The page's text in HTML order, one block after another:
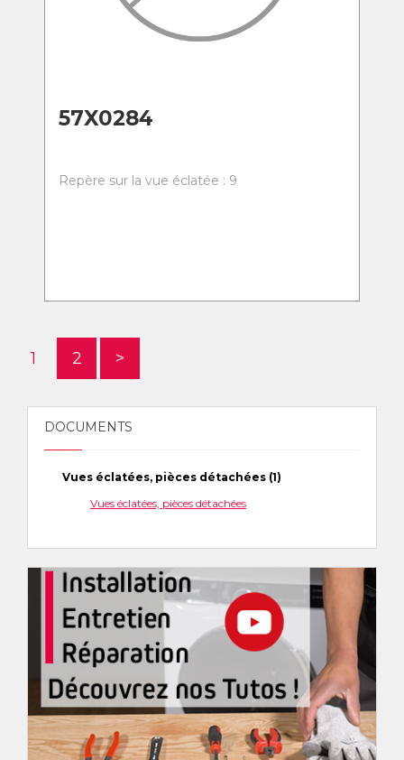
57X0284
Repère sur la vue éclatée : 9
1 2 >
DOCUMENTS
Vues éclatées, pièces détachées (1)
Vues éclatées, pièces détachées